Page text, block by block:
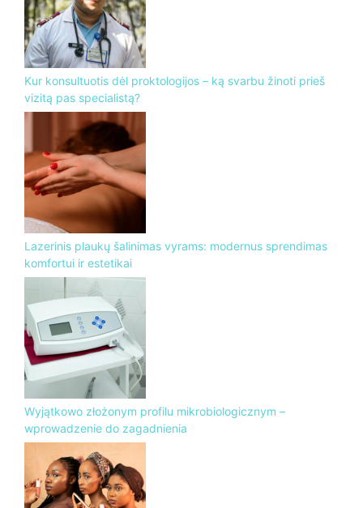
Kur konsultuotis dėl proktologijos – ką svarbu žinoti prieš
vizitą pas specialistą?
Lazerinis plaukų šalinimas vyrams: modernus sprendimas
komfortui ir estetikai
Wyjątkowo złożonym profilu mikrobiologicznym –
wprowadzenie do zagadnienia